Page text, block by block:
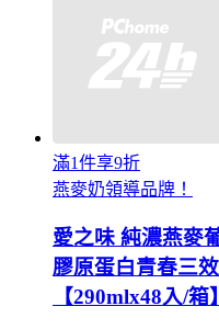
滿1件享9折
燕麥奶領導品牌！
愛之味 純濃燕麥
膠原蛋白青春三
【290mlx48入/箱】